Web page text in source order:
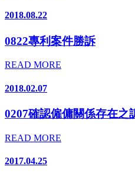
2018.08.22
0822專利案件勝訴
READ MORE
2018.02.07
0207確認僱傭關係存在之
READ MORE
2017.04.25